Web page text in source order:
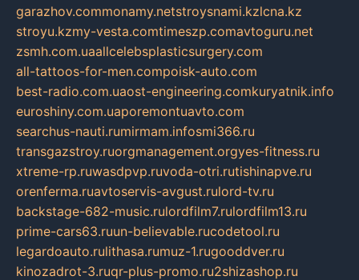
garazhov.commonamy.netstroysnami.kzlcna.kz
stroyu.kzmy-vesta.comtimeszp.comavtoguru.net
zsmh.com.uaallcelebsplasticsurgery.com
all-tattoos-for-men.compoisk-auto.com
best-radio.com.uaost-engineering.comkuryatnik.info
euroshiny.com.uaporemontuavto.com
searchus-nauti.rumirmam.infosmi366.ru
transgazstroy.ruorgmanagement.orgyes-fitness.ru
xtreme-rp.ruwasdpvp.ruvoda-otri.rutishinapve.ru
orenferma.ruavtoservis-avgust.rulord-tv.ru
backstage-682-music.rulordfilm7.rulordfilm13.ru
prime-cars63.ruun-believable.rucodetool.ru
legardoauto.rulithasa.rumuz-1.rugooddver.ru
kinozadrot-3.ruqr-plus-promo.ru2shizashop.ru